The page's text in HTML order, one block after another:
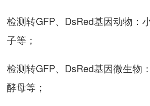
检测转GFP、DsRed基因动物：
子等；
检测转GFP、DsRed基因微生物
酵母等；